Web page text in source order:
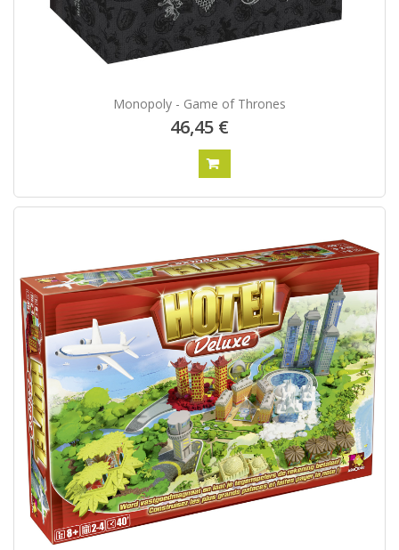
Monopoly - Game of Thrones
46,45 €